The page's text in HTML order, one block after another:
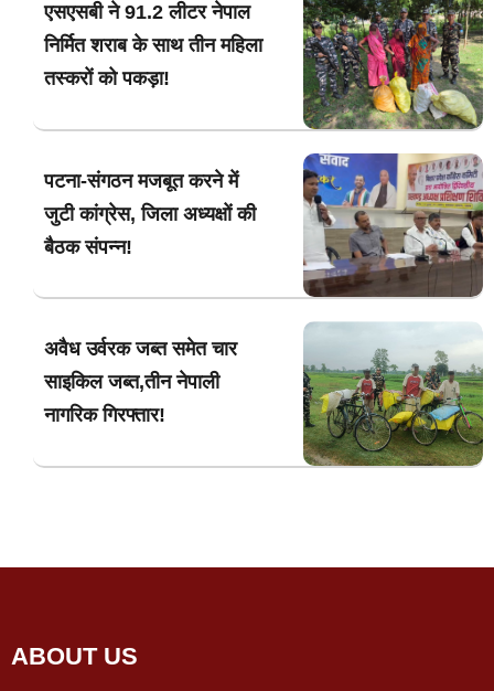
एसएसबी ने 91.2 लीटर नेपाल
निर्मित शराब के साथ तीन महिला
तस्करों को पकड़ा!
पटना-संगठन मजबूत करने में
जुटी कांग्रेस, जिला अध्यक्षों की
बैठक संपन्न!
अवैध उर्वरक जब्त समेत चार
साइकिल जब्त,तीन नेपाली
नागरिक गिरफ्तार!
ABOUT US